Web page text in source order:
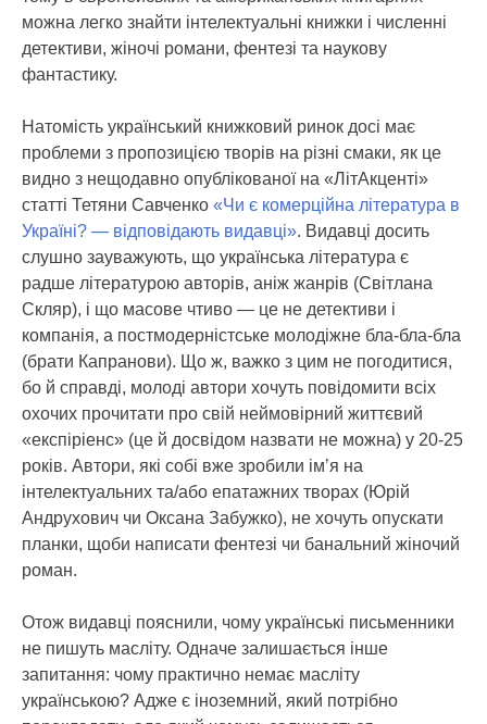
можна легко знайти інтелектуальні книжки і численні
детективи, жіночі романи, фентезі та наукову
фантастику.
Натомість український книжковий ринок досі має
проблеми з пропозицією творів на різні смаки, як це
видно з нещодавно опублікованої на «ЛітАкценті»
статті Тетяни Савченко «Чи є комерційна література в
Україні? — відповідають видавці». Видавці досить
слушно зауважують, що українська література є
радше літературою авторів, аніж жанрів (Світлана
Скляр), і що масове чтиво — це не детективи і
компанія, а постмодерністське молодіжне бла-бла-бла
(брати Капранови). Що ж, важко з цим не погодитися,
бо й справді, молоді автори хочуть повідомити всіх
охочих прочитати про свій неймовірний життєвий
«експіріенс» (це й досвідом назвати не можна) у 20-25
років. Автори, які собі вже зробили ім’я на
інтелектуальних та/або епатажних творах (Юрій
Андрухович чи Оксана Забужко), не хочуть опускати
планки, щоби написати фентезі чи банальний жіночий
роман.
Отож видавці пояснили, чому українські письменники
не пишуть масліту. Одначе залишається інше
запитання: чому практично немає масліту
українською? Адже є іноземний, який потрібно